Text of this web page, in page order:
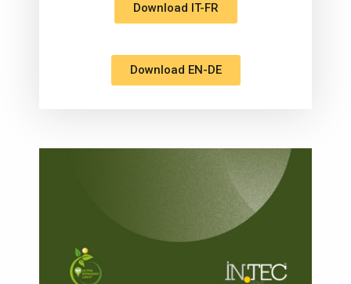
Download IT-FR
Download EN-DE